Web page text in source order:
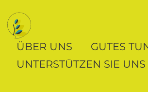
ÜBER UNS GUTES
UNTERSTÜTZEN SIE UNS